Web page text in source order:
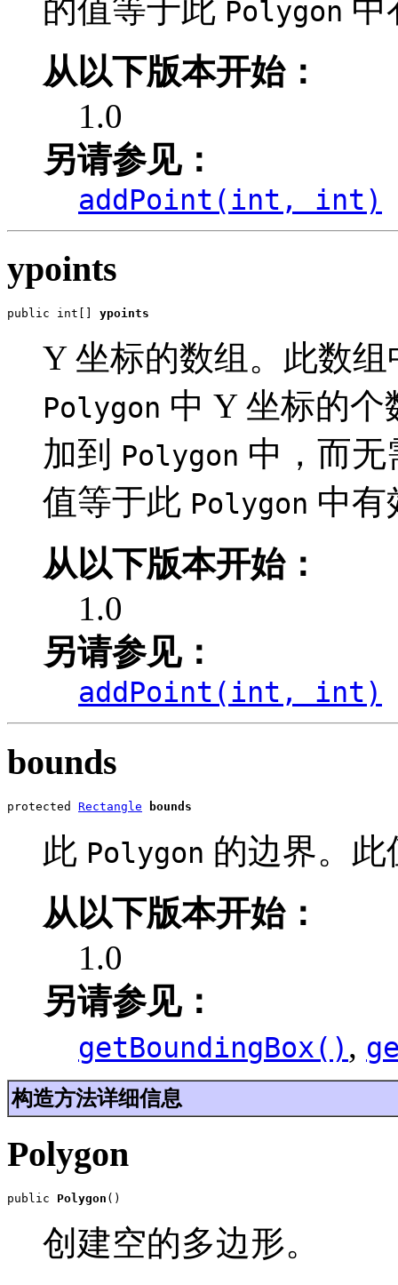
的值等于此 Polygon 中
从以下版本开始：
1.0
另请参见：
addPoint(int, int)
ypoints
public int[] ypoints
Y 坐标的数组。此数
Polygon 中 Y 坐标的
加到
Polygon 中，而无
值等于此 Polygon 中有
从以下版本开始：
1.0
另请参见：
addPoint(int, int)
bounds
protected Rectangle bounds
此 Polygon 的边界。
从以下版本开始：
1.0
另请参见：
getBoundingBox() ,
构造方法详细信息
Polygon
public Polygon ()
创建空的多边形。